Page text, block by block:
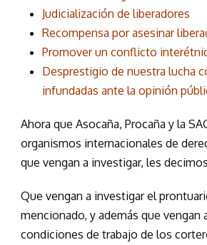
Judicialización de liberadores
Recompensa por asesinar
Promover un conflicto
Desprestigio de nuestra lucha
infundadas ante la opinión
Ahora que Asocaña, Procaña y la
organismos internacionales de
que vengan a investigar, les
Que vengan a investigar el
mencionado, y además que vengan
condiciones de trabajo de los